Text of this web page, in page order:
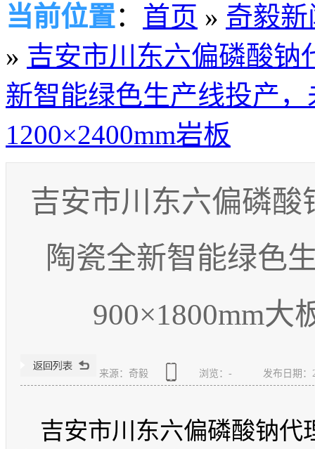
当前位置： 首页 » 奇毅
» 吉安市川东六偏磷酸钠
新智能绿色生产线投产
1200×2400mm岩板
吉安市川东六偏磷
陶瓷全新智能绿色
900×1800mm大
来源：奇毅 浏览： - 发布日期：
吉安市川东六偏磷酸钠代